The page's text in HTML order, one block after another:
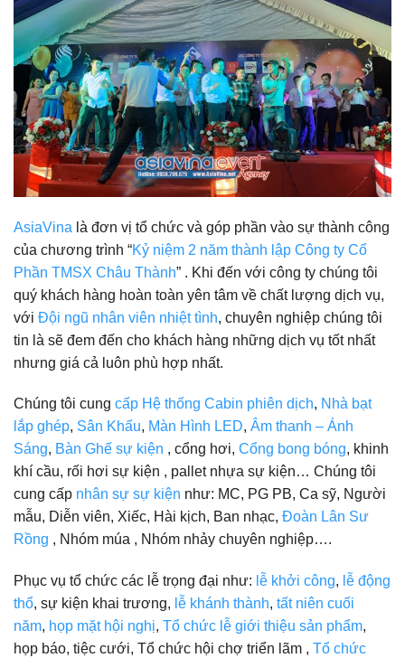
AsiaVina là đơn vị tổ chức và góp phần vào sự thành công
của chương trình “Kỷ niệm 2 năm thành lập Công ty Cổ
Phần TMSX Châu Thành” . Khi đến với công ty chúng tôi
quý khách hàng hoàn toàn yên tâm về chất lượng dịch vụ,
với Đội ngũ nhân viên nhiệt tình, chuyên nghiệp chúng tôi
tin là sẽ đem đến cho khách hàng những dịch vụ tốt nhất
nhưng giá cả luôn phù hợp nhất.
Chúng tôi cung cấp Hệ thống Cabin phiên dịch, Nhà bạt
lắp ghép, Sân Khấu, Màn Hình LED, Âm thanh – Ánh
Sáng, Bàn Ghế sự kiện , cổng hơi, Cổng bong bóng, khinh
khí cầu, rối hơi sự kiện , pallet nhựa sự kiện… Chúng tôi
cung cấp nhân sự sự kiện như: MC, PG PB, Ca sỹ, Người
mẫu, Diễn viên, Xiếc, Hài kịch, Ban nhạc, Đoàn Lân Sư
Rồng , Nhóm múa , Nhóm nhảy chuyên nghiệp….
Phục vụ tổ chức các lễ trọng đại như: lễ khởi công, lễ động
thổ, sự kiện khai trương, lễ khánh thành, tất niên cuối
năm, họp mặt hội nghị, Tổ chức lễ giới thiệu sản phẩm,
họp báo, tiệc cưới, Tổ chức hội chợ triển lãm , Tổ chức